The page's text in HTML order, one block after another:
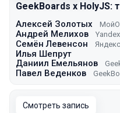
GeekBoards x HolyJS:
Алексей Золотых
Андрей Мелихов
Семён Левенсон
Илья Шепрут
Даниил Емельянов
Павел Веденков
Смотреть запись